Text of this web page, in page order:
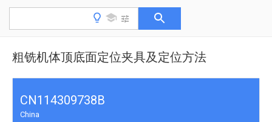
粗铣机体顶底面定位夹具及定位方法
CN114309738B
China